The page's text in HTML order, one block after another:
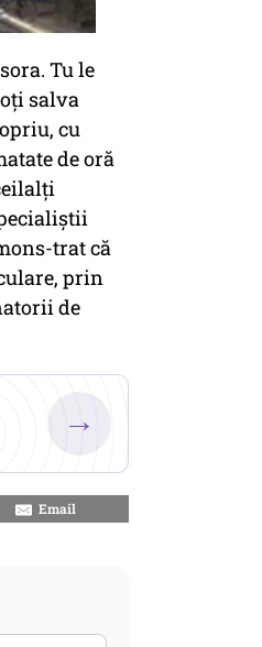
Tu le
salva
cu
de oră
trat că
prin
de
→
Email